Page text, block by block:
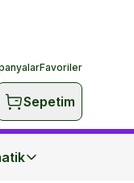
Favoriler
Sepetim